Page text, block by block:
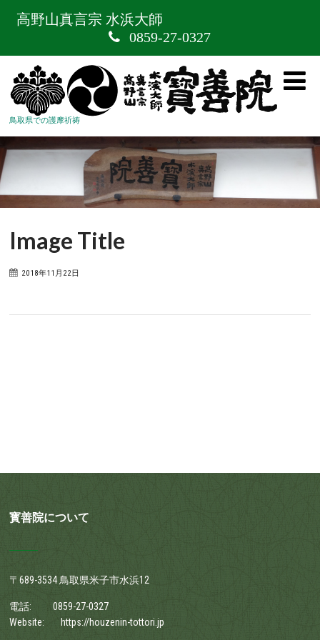
高野山真言宗 水浜大師
0859-27-0327
鳥取県での護摩祈祷
Image Title
2018年11月22日
寳善院について
〒689-3534 鳥取県米子市水浜12
電話:
0859-27-0327
Website:
https://houzenin-tottori.jp